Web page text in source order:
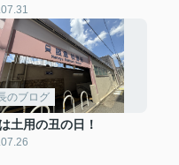
のブログ
土用の丑の日！